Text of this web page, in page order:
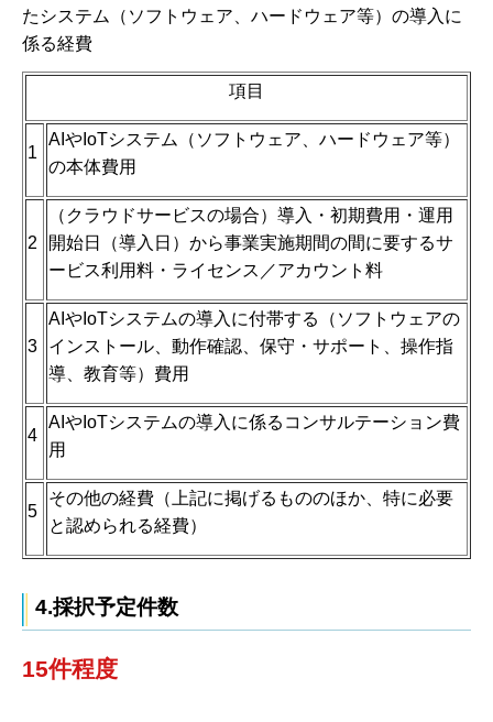
たシステム（ソフトウェア、ハードウェア等）の導入に
係る経費
項目
1
AIやIoTシステム（ソフトウェア、ハードウェア等）
の本体費用
2
（クラウドサービスの場合）導入・初期費用・運用
開始日（導入日）から事業実施期間の間に要するサ
ービス利用料・ライセンス／アカウント料
3
AIやIoTシステムの導入に付帯する（ソフトウェアの
インストール、動作確認、保守・サポート、操作指
導、教育等）費用
4
AIやIoTシステムの導入に係るコンサルテーション費
用
5
その他の経費（上記に掲げるもののほか、特に必要
と認められる経費）
4.採択予定件数
15件程度